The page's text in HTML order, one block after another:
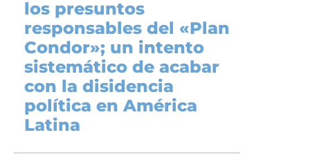
los presuntos
responsables del «Plan
Condor»; un intento
sistemático de acabar
con la disidencia
política en América
Latina